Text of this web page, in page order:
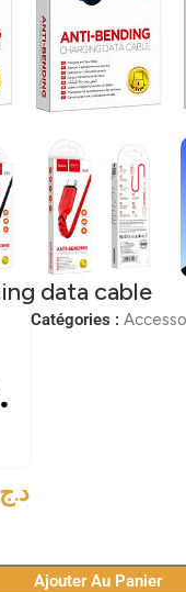
data cable
Catégories :
د.ج
Ajouter Au Panier